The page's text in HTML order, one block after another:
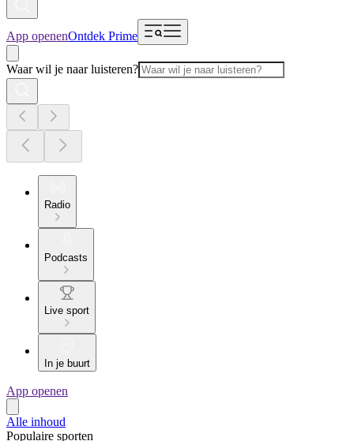
App openenOntdek Prime
Waar wil je naar luisteren?
Radio
Podcasts
Live sport
In je buurt
App openen
Alle inhoud
Populaire sporten